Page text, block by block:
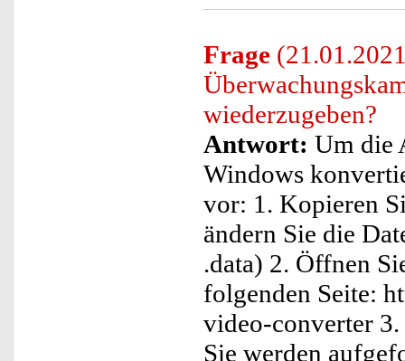
Frage
wiederzugeben?
Antwort: Um die
Windows
vor: 1. Kopieren
ändern Sie die
.data) 2. Öffnen
folgenden Seite:
video-converter
Sie werden